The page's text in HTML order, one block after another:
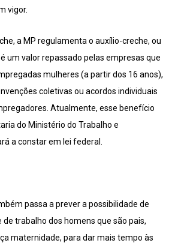
vigor.
a MP regulamenta o auxílio-creche, ou
um valor repassado pelas empresas que
mulheres (a partir dos 16 anos),
coletivas ou acordos individuais
Atualmente, esse benefício
do Ministério do Trabalho e
a constar em lei federal.
passa a prever a possibilidade de
trabalho dos homens que são pais,
maternidade, para dar mais tempo às